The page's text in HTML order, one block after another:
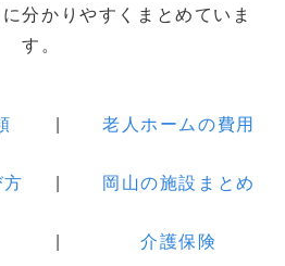
分かりやすくまとめていま
す。
老人ホームの費用
岡山の施設まとめ
介護保険